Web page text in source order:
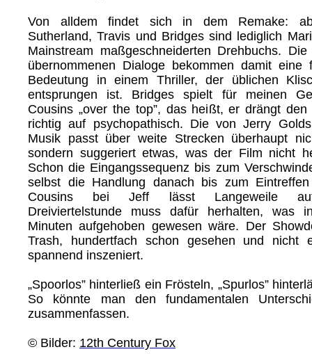
Von alldem findet sich in dem Remake:
Sutherland, Travis und Bridges sind lediglich
Mainstream maßgeschneiderten Drehbuchs.
übernommenen Dialoge bekommen damit eine
Bedeutung in einem Thriller, der üblichen
entsprungen ist. Bridges spielt für meinen
Cousins „over the top”, das heißt, er drängt
richtig auf psychopathisch. Die von Jerry
Musik passt über weite Strecken überhaupt
sondern suggeriert etwas, was der Film nicht
Schon die Eingangssequenz bis zum
selbst die Handlung danach bis zum
Cousins bei Jeff lässt Langeweile
Dreiviertelstunde muss dafür herhalten, was
Minuten aufgehoben gewesen wäre. Der
Trash, hundertfach schon gesehen und nicht
spannend inszeniert.
„Spoorlos” hinterließ ein Frösteln, „Spurlos”
So könnte man den fundamentalen
zusammenfassen.
© Bilder: 12th Century Fox